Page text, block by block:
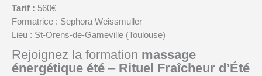
Tarif : 560€
Formatrice : Sephora Weissmuller
Lieu : St-Orens-de-Gameville (Toulouse)
Rejoignez la formation massage
énergétique été – Rituel Fraîcheur d’Été